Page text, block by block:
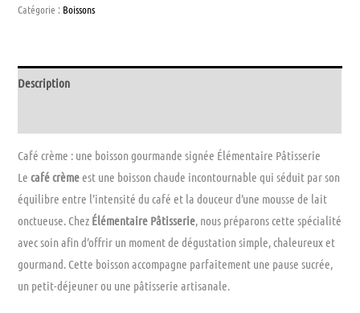
Catégorie : Boissons
Description
Café crème : une boisson gourmande signée Élémentaire Pâtisserie
Lecafé crèmeest une boisson chaude incontournable qui séduit par son
équilibre entre l’intensité du café et la douceur d’une mousse de lait
onctueuse. Chez Élémentaire Pâtisserie, nous préparons cette spécialité
avec soin afin d’offrir un moment de dégustation simple, chaleureux et
gourmand. Cette boisson accompagne parfaitement une pause sucrée,
un petit-déjeuner ou une pâtisserie artisanale.